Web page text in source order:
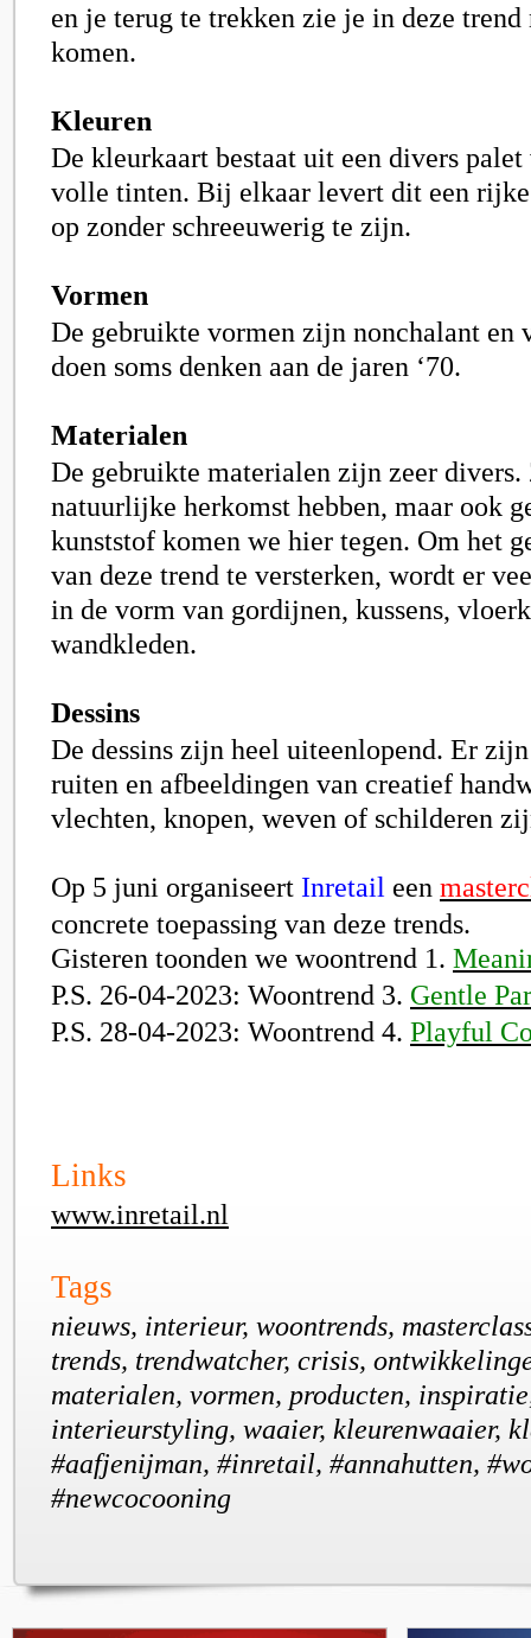
en je terug te trekken zie je in deze trend
komen.​
Kleuren
De kleurkaart bestaat uit een divers
volle tinten. Bij elkaar levert dit een
op zonder schreeuwerig te zijn.
Vormen
De gebruikte vormen zijn nonchalant en
doen soms denken aan de jaren ‘70.
Materialen
De gebruikte materialen zijn zeer divers.
natuurlijke herkomst hebben, maar ook
kunststof komen we hier tegen. Om het
van deze trend te versterken, wordt er
in de vorm van gordijnen, kussens,
wandkleden.
Dessins
De dessins zijn heel uiteenlopend. Er
ruiten en afbeeldingen van creatief
vlechten, knopen, weven of schilderen
Op 5 juni organiseert Inretail een
concrete toepassing van deze trends.
Gisteren toonden we woontrend 1.
P.S. 26-04-2023: Woontrend 3. Gentle
P.S. 28-04-2023: Woontrend 4. Playful
Links
www.inretail.nl
Tags
nieuws, interieur, woontrends,
trends, trendwatcher, crisis,
materialen, vormen, producten,
interieurstyling, waaier, kleurenwaaier,
#aafjenijman, #inretail, #annahutten,
#newcocooning